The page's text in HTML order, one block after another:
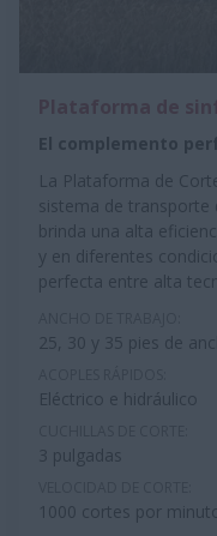
El complemento
La Plataforma de
sistema de transporte
brinda una alta
y en diferentes
perfecta entre alta
25, 30 y 35 pies de
Eléctrico e hidráulico
3 pulgadas
1000 cortes por minuto